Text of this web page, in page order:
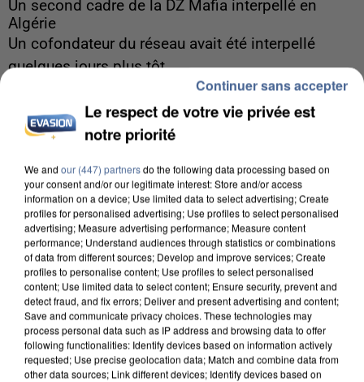
Un second cadre de la DZ Mafia interpellé en
Algérie
Un cofondateur du réseau avait été interpellé
quelques jours plus tôt.
6 août 2026
Le respect de votre vie privée est
notre priorité
We and our (447) partnersdo the following data processing based on
your consent and/or our legitimate interest: Store and/or access
information on a device; Use limited data to select advertising; Create
profiles for personalised advertising; Use profiles to select personalised
advertising; Measure advertising performance; Measure content
performance; Understand audiences through statistics or combinations
of data from different sources; Develop and improve services; Create
profiles to personalise content; Use profiles to select personalised
content; Use limited data to select content; Ensure security, prevent and
detect fraud, and fix errors; Deliver and present advertising and content;
Save and communicate privacy choices. These technologies may
process personal data such as IP address and browsing data to offer
following functionalities: Identify devices based on information actively
requested; Use precise geolocation data; Match and combine data from
other data sources; Link different devices; Identify devices based on
Continuer sans accepter